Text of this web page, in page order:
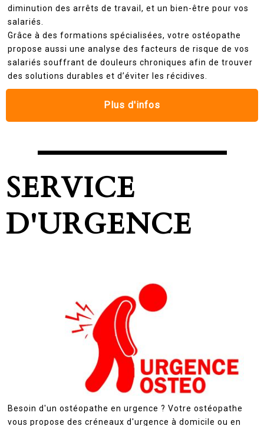
diminution des arrêts de travail, et un bien-être pour vos
salariés.
Grâce à des formations spécialisées, votre ostéopathe
propose aussi une analyse des facteurs de risque de vos
salariés souffrant de douleurs chroniques afin de trouver
des solutions durables et d’éviter les récidives.
Plus d'infos
SERVICE
D'URGENCE
Besoin d'un ostéopathe en urgence ? Votre ostéopathe
vous propose des créneaux d'urgence à domicile ou en